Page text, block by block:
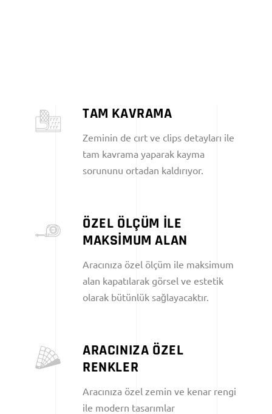
TAM KAVRAMA
Zeminin de cırt ve clips detayları ile
tam kavrama yaparak kayma
sorununu ortadan kaldırıyor.
ÖZEL ÖLÇÜM İLE
MAKSİMUM ALAN
Aracınıza özel ölçüm ile maksimum
alan kapatılarak görsel ve estetik
olarak bütünlük sağlayacaktır.
ARACINIZA ÖZEL
RENKLER
Aracınıza özel zemin ve kenar rengi
ile modern tasarımlar